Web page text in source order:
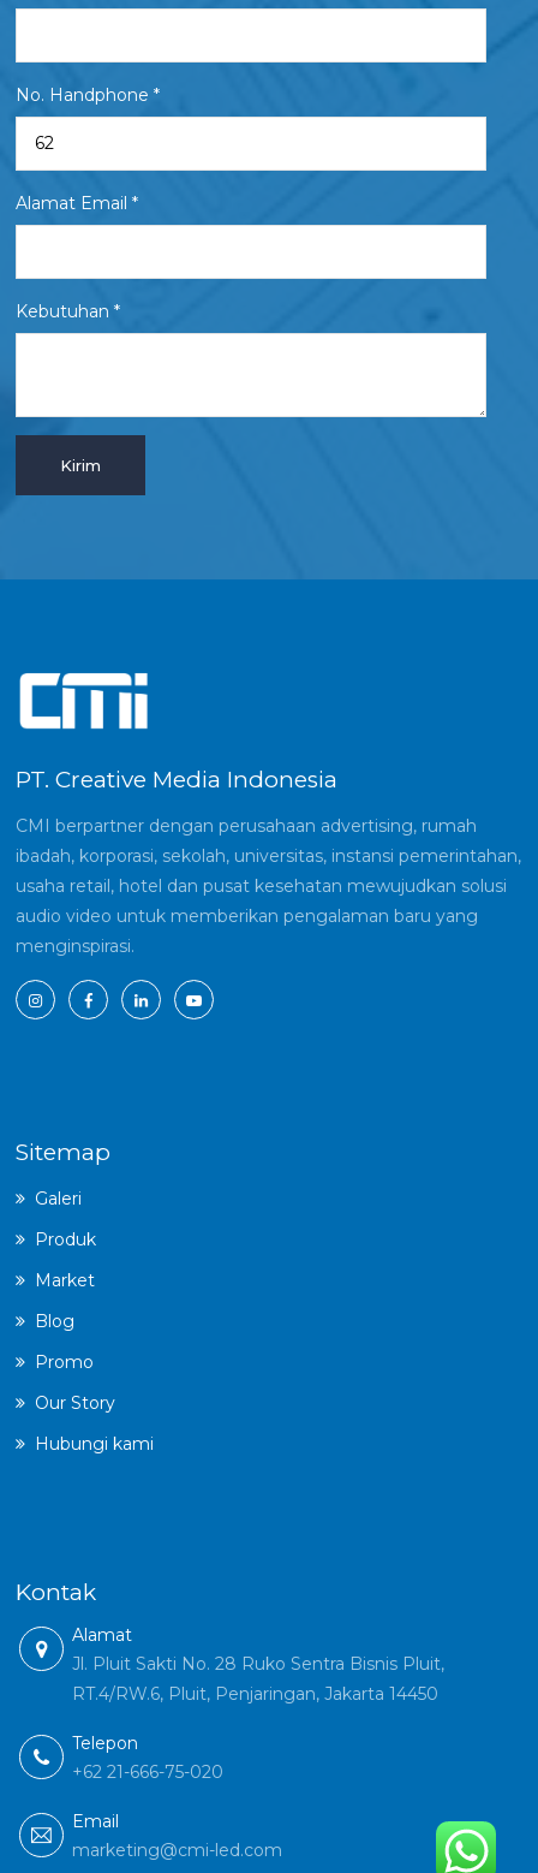
No. Handphone *
Alamat Email *
Kebutuhan *
PT. Creative Media Indonesia
CMI berpartner dengan perusahaan advertising, rumah
ibadah, korporasi, sekolah, universitas, instansi pemerintahan,
usaha retail, hotel dan pusat kesehatan mewujudkan solusi
audio video untuk memberikan pengalaman baru yang
menginspirasi.
Sitemap
Galeri
Produk
Market
Blog
Promo
Our Story
Hubungi kami
Kontak
Alamat
Jl. Pluit Sakti No. 28 Ruko Sentra Bisnis Pluit,
RT.4/RW.6, Pluit, Penjaringan, Jakarta 14450
Telepon
+62 21-666-75-020
Email
marketing@cmi-led.com